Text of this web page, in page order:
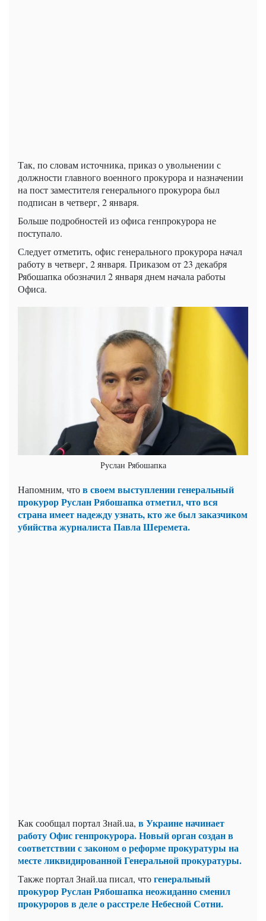
Так, по словам источника, приказ о увольнении с
должности главного военного прокурора и назначении
на пост заместителя генерального прокурора был
подписан в четверг, 2 января.
Больше подробностей из офиса генпрокурора не
поступало.
Следует отметить, офис генерального прокурора начал
работу в четверг, 2 января. Приказом от 23 декабря
Рябошапка обозначил 2 января днем начала работы
Офиса.
Руслан Рябошапка
Напомним, чтов своем выступлении генеральный
прокурор Руслан Рябошапка отметил, что вся
страна имеет надежду узнать, кто же был заказчиком
убийства журналиста Павла Шеремета.
Как сообщал портал Знай.ua, в Украине начинает
работу Офис генпрокурора. Новый орган создан в
соответствии с законом о реформе прокуратуры на
месте ликвидированной Генеральной прокуратуры.
Также портал Знай.ua писал, чтогенеральный
прокурор Руслан Рябошапка неожиданно сменил
прокуроров в деле о расстреле Небесной Сотни.